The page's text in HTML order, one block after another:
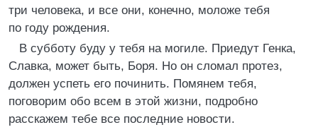
три человека, и все они, конечно, моложе тебя
по году рождения.
В субботу буду у тебя на могиле. Приедут Генка,
Славка, может быть, Боря. Но он сломал протез,
должен успеть его починить. Помянем тебя,
поговорим обо всем в этой жизни, подробно
расскажем тебе все последние новости.